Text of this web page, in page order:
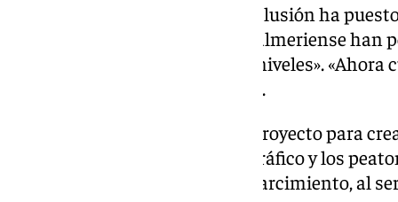
En este sentido, la titular de Inclusión ha
acometidas en este municipio almeriense han
estaban deterioradas y con desniveles».
de accesibilidad», ha remarcado.
El Ayuntamiento presentó un proyecto para
tránsito, en la que conviven el tráfico y los
y favoreciendo las zonas de esparcimiento, al